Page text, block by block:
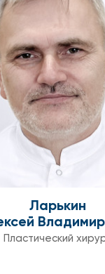
Ларькин
Пластический